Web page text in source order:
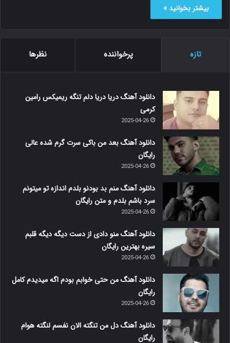
بیشتر بخوانید »
تازه پرخواننده نظرها
دانلود آهنگ دریا دریا دلم تنگه ریمیکس رامین
کرمی
2025-04-26
دانلود آهنگ بعد من باکی سرت گرم شده عالی
رایگان
2025-04-26
دانلود آهنگ منم بد بودنو بلدم اندازه تو میتونم
سرد باشم بلدم و متن رایگان
2025-04-26
دانلود آهنگ منو دادی از دست دیگه دیگه قلبم
سیره بهترین رایگان
2025-04-26
دانلود آهنگ من حتی خوابم بودم اگه میدیدم کامل
رایگان
2025-04-26
دانلود آهنگ دل من تنگته الان نفسم لنگته هوام
رایگان